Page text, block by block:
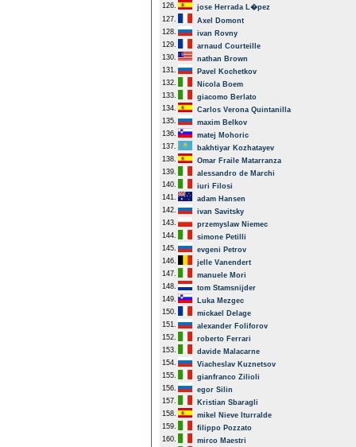
126.
jose Herrada L�pez
127.
Axel Domont
128.
ivan Rovny
129.
arnaud Courteille
130.
nathan Brown
131.
Pavel Kochetkov
132.
Nicola Boem
133.
giacomo Berlato
134.
Carlos Verona Quintanilla
135.
maxim Belkov
136.
matej Mohoric
137.
bakhtiyar Kozhatayev
138.
Omar Fraile Matarranza
139.
alessandro de Marchi
140.
iuri Filosi
141.
adam Hansen
142.
ivan Savitsky
143.
przemyslaw Niemec
144.
simone Petilli
145.
evgeni Petrov
146.
jelle Vanendert
147.
manuele Mori
148.
tom Stamsnijder
149.
Luka Mezgec
150.
mickael Delage
151.
alexander Foliforov
152.
roberto Ferrari
153.
davide Malacarne
154.
Viacheslav Kuznetsov
155.
gianfranco Zilioli
156.
egor Silin
157.
Kristian Sbaragli
158.
mikel Nieve Iturralde
159.
filippo Pozzato
160.
mirco Maestri